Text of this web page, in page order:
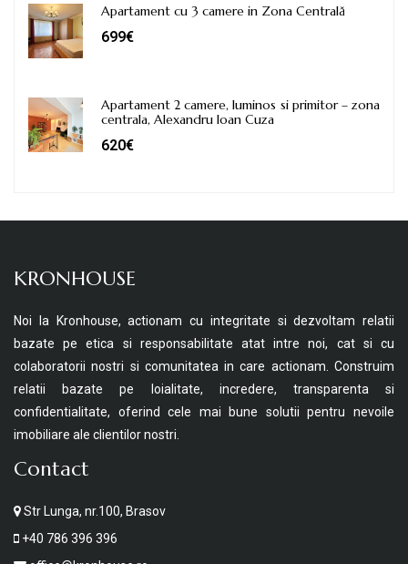
Apartament cu 3 camere in Zona Centrală
699€
Apartament 2 camere, luminos si primitor – zona
centrala, Alexandru Ioan Cuza
620€
KRONHOUSE
Noi la Kronhouse, actionam cu integritate si dezvoltam relatii
bazate pe etica si responsabilitate atat intre noi, cat si cu
colaboratorii nostri si comunitatea in care actionam. Construim
relatii bazate pe loialitate, incredere, transparenta si
confidentialitate, oferind cele mai bune solutii pentru nevoile
imobiliare ale clientilor nostri.
Contact
Str Lunga, nr.100, Brasov
+40 786 396 396